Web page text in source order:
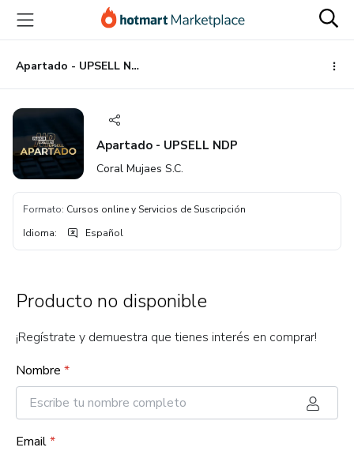
principal
página
de
página
Apartado - UPSELL NDP
Apartado - UPSELL NDP
Coral Mujaes S.C.
Formato: Cursos online y Servicios de Suscripción
Idioma: Español
Producto no disponible
¡Regístrate y demuestra que tienes interés en comprar!
Nombre *
Email*